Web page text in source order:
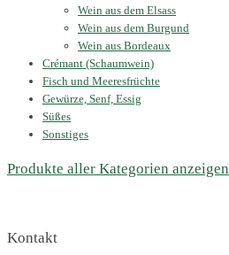
Wein aus dem Elsass
Wein aus dem Burgund
Wein aus Bordeaux
Crémant (Schaumwein)
Fisch und Meeresfrüchte
Gewürze, Senf, Essig
Süßes
Sonstiges
Produkte aller Kategorien anzeigen
Kontakt